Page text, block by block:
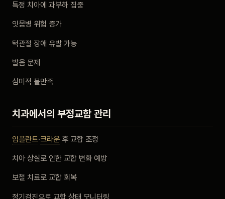
특정 치아에 과부하 집중
잇몸병 위험 증가
턱관절 장애 유발 가능
발음 문제
심미적 불만족
치과에서의 부정교합 관리
임플란트·크라운 후 교합 조정
치아 상실로 인한 교합 변화 예방
보철 치료로 교합 회복
정기검진으로 교합 상태 모니터링